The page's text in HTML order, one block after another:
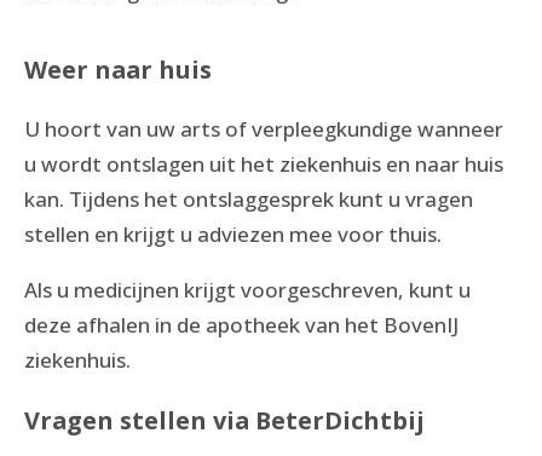
Weer naar huis
U hoort van uw arts of verpleegkundige wanneer
u wordt ontslagen uit het ziekenhuis en naar huis
kan. Tijdens het ontslaggesprek kunt u vragen
stellen en krijgt u adviezen mee voor thuis.
Als u medicijnen krijgt voorgeschreven, kunt u
deze afhalen in de apotheek van het BovenIJ
ziekenhuis.
Vragen stellen via BeterDichtbij